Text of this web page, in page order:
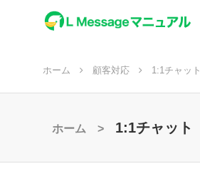
ホーム 顧客対応 1:1チャット
ホーム > 1:1チャット